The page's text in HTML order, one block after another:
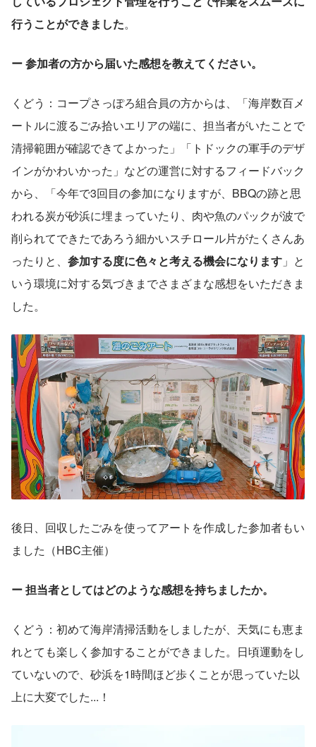
行うことができました。
ー 参加者の方から届いた感想を教えてください。
くどう：コープさっぽろ組合員の方からは、「海岸数百メ
ートルに渡るごみ拾いエリアの端に、担当者がいたことで
清掃範囲が確認できてよかった」「トドックの軍手のデザ
インがかわいかった」などの運営に対するフィードバック
から、「今年で3回目の参加になりますが、BBQの跡と思
われる炭が砂浜に埋まっていたり、肉や魚のパックが波で
削られてできたであろう細かいスチロール片がたくさんあ
ったりと、 参加する度に色々と考える機会になります 」と
いう環境に対する気づきまでさまざまな感想をいただきま
した。
後日、回収したごみを使ってアートを作成した参加者もい
ました（HBC主催）
ー 担当者としてはどのような感想を持ちましたか。
くどう：初めて海岸清掃活動をしましたが、天気にも恵ま
れとても楽しく参加することができました。日頃運動をし
ていないので、砂浜を1時間ほど歩くことが思っていた以
上に大変でした...！